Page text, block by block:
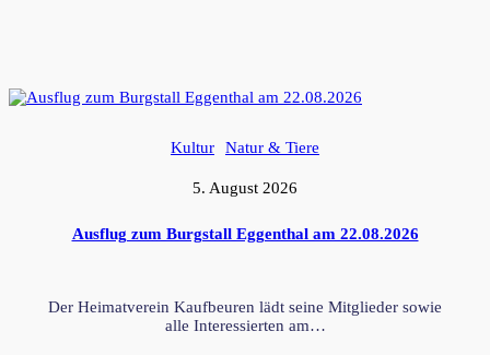
Kultur Natur & Tiere
5. August 2026
Ausflug zum Burgstall Eggenthal am 22.08.2026
Der Heimatverein Kaufbeuren lädt seine Mitglieder sowie
alle Interessierten am…